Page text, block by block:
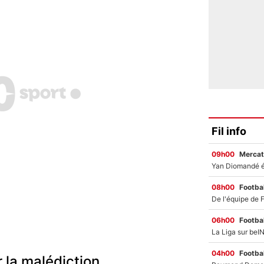
Fil info
09h00
08h00
06h00
04h00